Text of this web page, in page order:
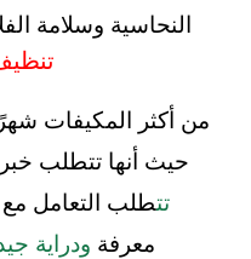
النحاسية وسلامة
من أكثر المكيفات
حيث أنها تتطلب
تتطلب التعامل مع
معرفة ودراية